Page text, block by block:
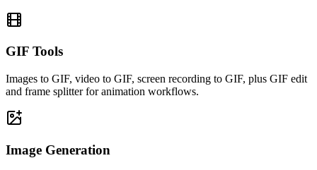
GIF Tools
Images to GIF, video to GIF, screen recording to GIF, plus GIF edit
and frame splitter for animation workflows.
Image Generation